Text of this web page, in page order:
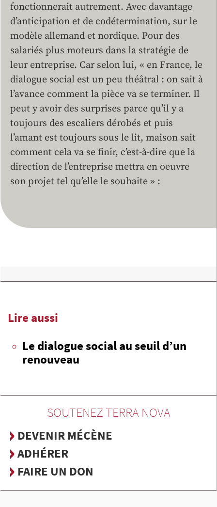
fonctionnerait autrement. Avec davantage
d’anticipation et de codétermination, sur le
modèle allemand et nordique. Pour des
salariés plus moteurs dans la stratégie de
leur entreprise. Car selon lui, « en France, le
dialogue social est un peu théâtral : on sait à
l’avance comment la pièce va se terminer. Il
peut y avoir des surprises parce qu’il y a
toujours des escaliers dérobés et puis
l’amant est toujours sous le lit, maison sait
comment cela va se finir, c’est-à-dire que la
direction de l’entreprise mettra en oeuvre
son projet tel qu’elle le souhaite » :
Lire aussi
Le dialogue social au seuil d’un
renouveau
SOUTENEZ TERRA NOVA
DEVENIR MÉCÈNE
ADHÉRER
FAIRE UN DON